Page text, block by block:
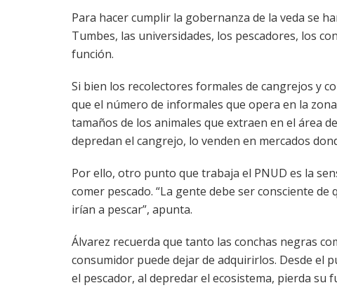
Para hacer cumplir la gobernanza de la veda se
Tumbes, las universidades, los pescadores, los
función.
Si bien los recolectores formales de cangrejos y
que el número de informales que opera en la
tamaños de los animales que extraen en el área
depredan el cangrejo, lo venden en mercados
Por ello, otro punto que trabaja el PNUD es la
comer pescado. “La gente debe ser consciente
irían a pescar”, apunta.
Álvarez recuerda que tanto las conchas negras
consumidor puede dejar de adquirirlos. Desde el
el pescador, al depredar el ecosistema, pierda su